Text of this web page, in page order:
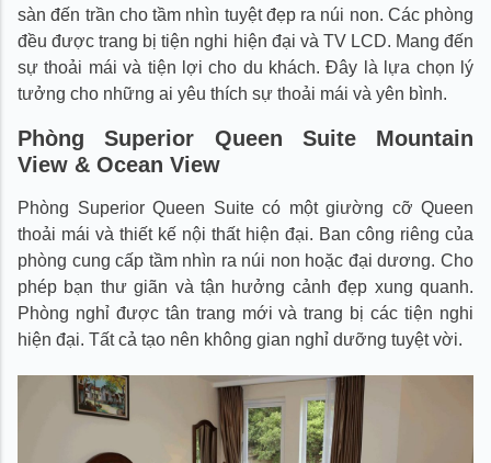
sàn đến trần cho tầm nhìn tuyệt đẹp ra núi non. Các phòng
đều được trang bị tiện nghi hiện đại và TV LCD. Mang đến
sự thoải mái và tiện lợi cho du khách. Đây là lựa chọn lý
tưởng cho những ai yêu thích sự thoải mái và yên bình.
Phòng Superior Queen Suite Mountain
View & Ocean View
Phòng Superior Queen Suite có một giường cỡ Queen
thoải mái và thiết kế nội thất hiện đại. Ban công riêng của
phòng cung cấp tầm nhìn ra núi non hoặc đại dương. Cho
phép bạn thư giãn và tận hưởng cảnh đẹp xung quanh.
Phòng nghỉ được tân trang mới và trang bị các tiện nghi
hiện đại. Tất cả tạo nên không gian nghỉ dưỡng tuyệt vời.